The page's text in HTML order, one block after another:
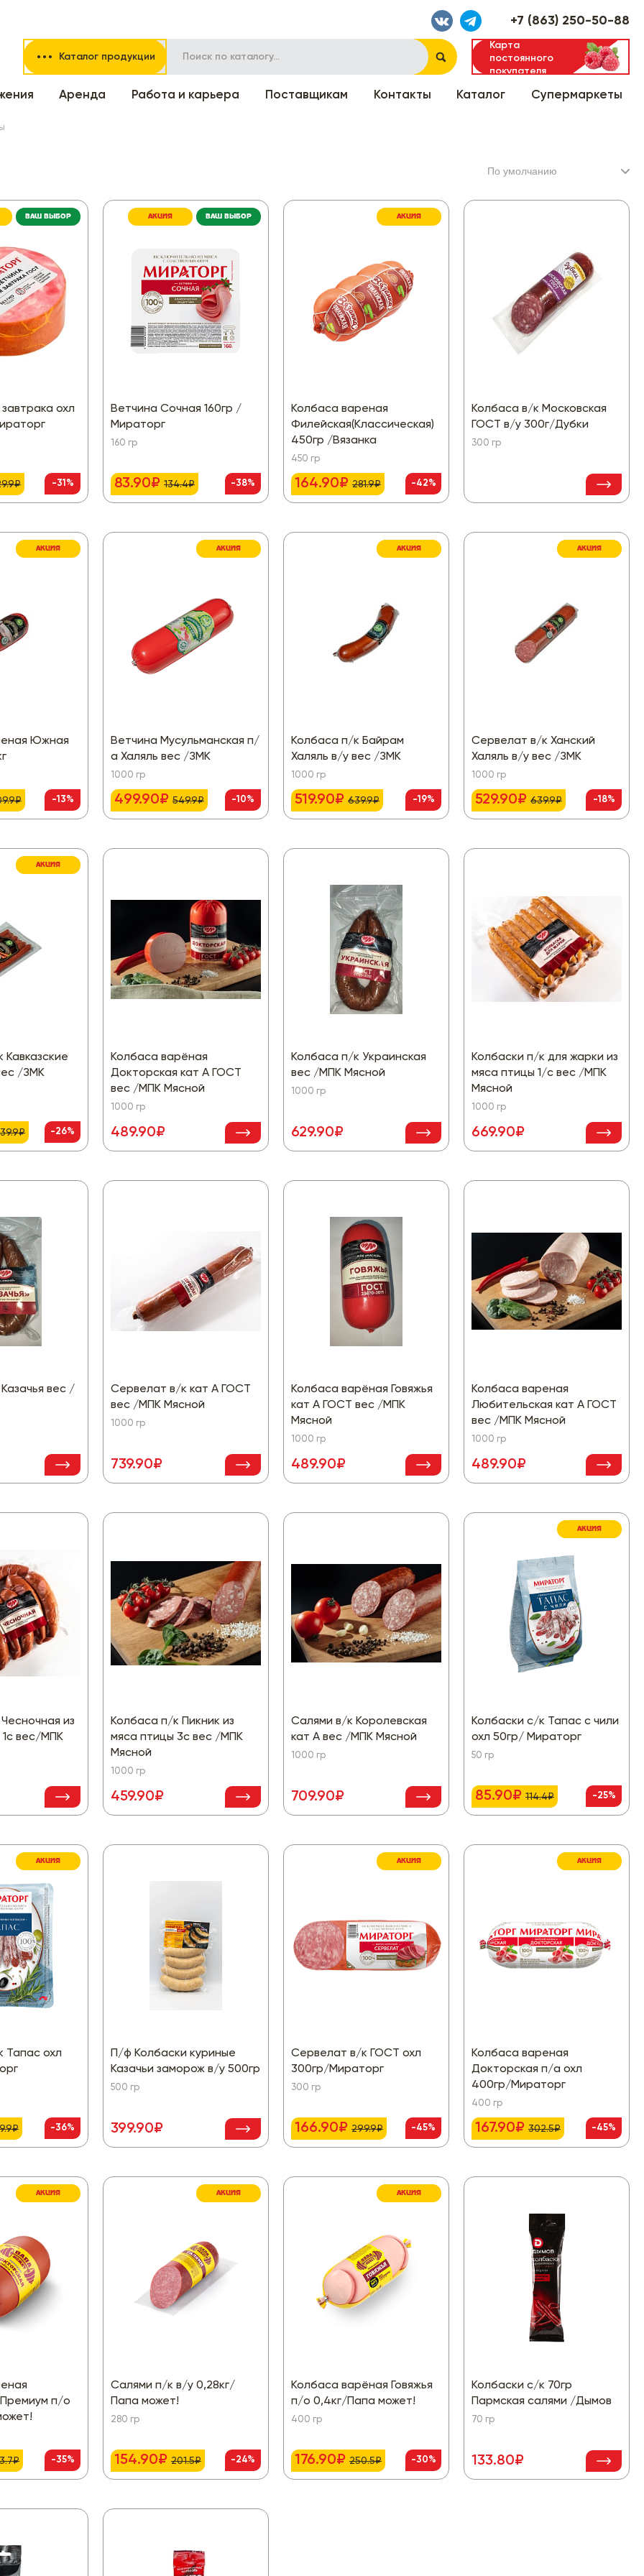
+7 (863) 250-50-88
Каталог продукции
Карта
постоянного
покупателя
Аренда Работа и карьера Поставщикам Контакты Каталог Супермаркеты
охл
-31%
ВАШ ВЫБОР
Ветчина Сочная 160гр /
Мираторг
160 гр
83.90₽ 134.4₽ -38%
АКЦИЯ ВАШ ВЫБОР
Колбаса вареная
Филейская(Классическая)
450гр /Вязанка
450 гр
164.90₽ 281.9₽ -42%
АКЦИЯ
Колбаса в/к Московская
ГОСТ в/у 300г/Дубки
300 гр
Южная
-13%
АКЦИЯ
Ветчина Мусульманская п/
а Халяль вес /ЗМК
1000 гр
499.90₽ 549.9₽ -10%
АКЦИЯ
Колбаса п/к Байрам
Халяль в/у вес /ЗМК
1000 гр
519.90₽ 639.9₽ -19%
АКЦИЯ
Сервелат в/к Ханский
Халяль в/у вес /ЗМК
1000 гр
529.90₽ 639.9₽ -18%
АКЦИЯ
Кавказские
/ЗМК
-26%
АКЦИЯ
Колбаса варёная
Докторская кат А ГОСТ
вес /МПК Мясной
1000 гр
489.90₽
Колбаса п/к Украинская
вес /МПК Мясной
1000 гр
629.90₽
Колбаски п/к для жарки из
мяса птицы 1/с вес /МПК
Мясной
1000 гр
669.90₽
вес /
Сервелат в/к кат А ГОСТ
вес /МПК Мясной
1000 гр
739.90₽
Колбаса варёная Говяжья
кат А ГОСТ вес /МПК
Мясной
1000 гр
489.90₽
Колбаса вареная
Любительская кат А ГОСТ
вес /МПК Мясной
1000 гр
489.90₽
из
1с вес/МПК
Колбаса п/к Пикник из
мяса птицы 3с вес /МПК
Мясной
1000 гр
459.90₽
Салями в/к Королевская
кат А вес /МПК Мясной
1000 гр
709.90₽
Колбаски с/к Тапас с чили
охл 50гр/ Мираторг
50 гр
85.90₽ 114.4₽ -25%
АКЦИЯ
Тапас охл
-36%
АКЦИЯ
П/ф Колбаски куриные
Казачьи заморож в/у 500гр
500 гр
399.90₽
Сервелат в/к ГОСТ охл
300гр/Мираторг
300 гр
166.90₽ 299.9₽ -45%
АКЦИЯ
Колбаса вареная
Докторская п/а охл
400гр/Мираторг
400 гр
167.90₽ 302.5₽ -45%
АКЦИЯ
п/о
-35%
АКЦИЯ
Салями п/к в/у 0,28кг/
Папа может!
280 гр
154.90₽ 201.5₽ -24%
АКЦИЯ
Колбаса варёная Говяжья
п/о 0,4кг/Папа может!
400 гр
176.90₽ 250.5₽ -30%
АКЦИЯ
Колбаски с/к 70гр
Пармская салями /Дымов
70 гр
133.80₽